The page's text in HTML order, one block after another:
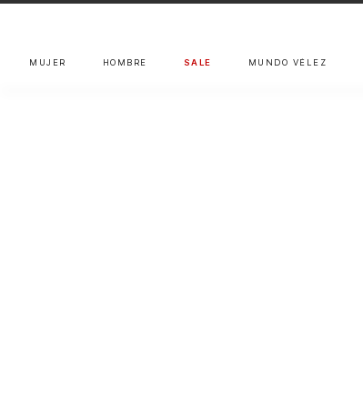
MUJER HOMBRE SALE MUNDO VÉLEZ